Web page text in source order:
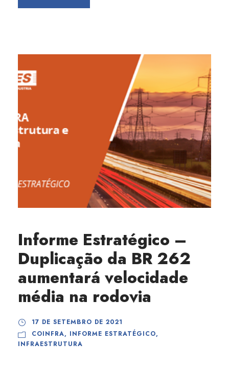
Informe Estratégico –
Duplicação da BR 262
aumentará velocidade
média na rodovia
17 DE SETEMBRO DE 2021
COINFRA, INFORME ESTRATÉGICO,
INFRAESTRUTURA